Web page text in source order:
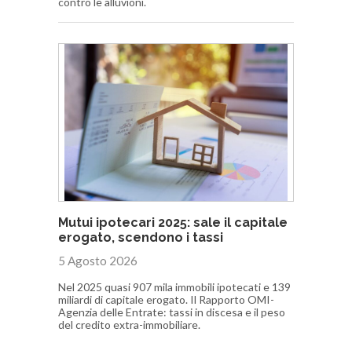
Mutui ipotecari 2025: sale il capitale
erogato, scendono i tassi
5 Agosto 2026
Nel 2025 quasi 907 mila immobili ipotecati e 139
miliardi di capitale erogato. Il Rapporto OMI-
Agenzia delle Entrate: tassi in discesa e il peso
del credito extra-immobiliare.